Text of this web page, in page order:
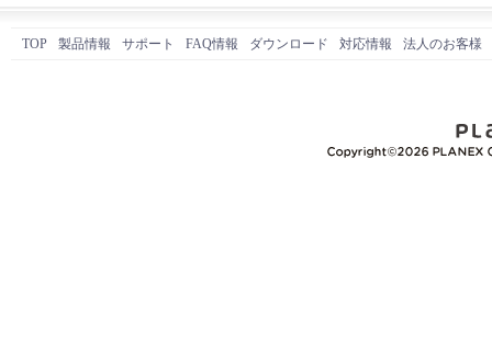
TOP 製品情報 サポート FAQ情報 ダウンロード 対応情報 法人のお客様